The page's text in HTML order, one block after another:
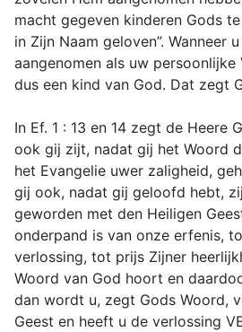
macht gegeven kinderen Gods
in Zijn Naam geloven”. Wanneer
aangenomen als uw persoonlijke
dus een kind van God. Dat zegt
In Ef. 1 : 13 en 14 zegt de Heere
ook gij zijt, nadat gij het Woord
het Evangelie uwer zaligheid,
gij ook, nadat gij geloofd hebt,
geworden met den Heiligen
onderpand is van onze erfenis,
verlossing, tot prijs Zijner
Woord van God hoort en
dan wordt u, zegt Gods Woord,
Geest en heeft u de verlossing